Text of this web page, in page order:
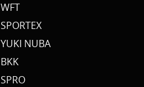
WFT
SPORTEX
YUKI NUBA
BKK
SPRO